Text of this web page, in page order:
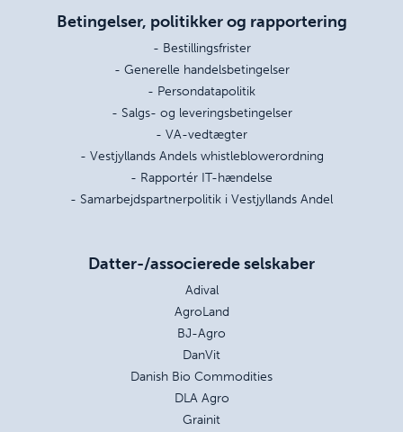
Betingelser, politikker og rapportering
- Bestillingsfrister
- Generelle handelsbetingelser
- Persondatapolitik
- Salgs- og leveringsbetingelser
- VA-vedtægter
- Vestjyllands Andels whistleblowerordning
- Rapportér IT-hændelse
- Samarbejdspartnerpolitik i Vestjyllands Andel
Datter-/associerede selskaber
Adival
AgroLand
BJ-Agro
DanVit
Danish Bio Commodities
DLA Agro
Grainit